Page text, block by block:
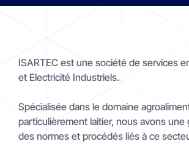
ISARTEC est une société de services
et Electricité Industriels.
Spécialisée dans le domaine
particulièrement laitier, nous avons une
des normes et procédés liés à ce